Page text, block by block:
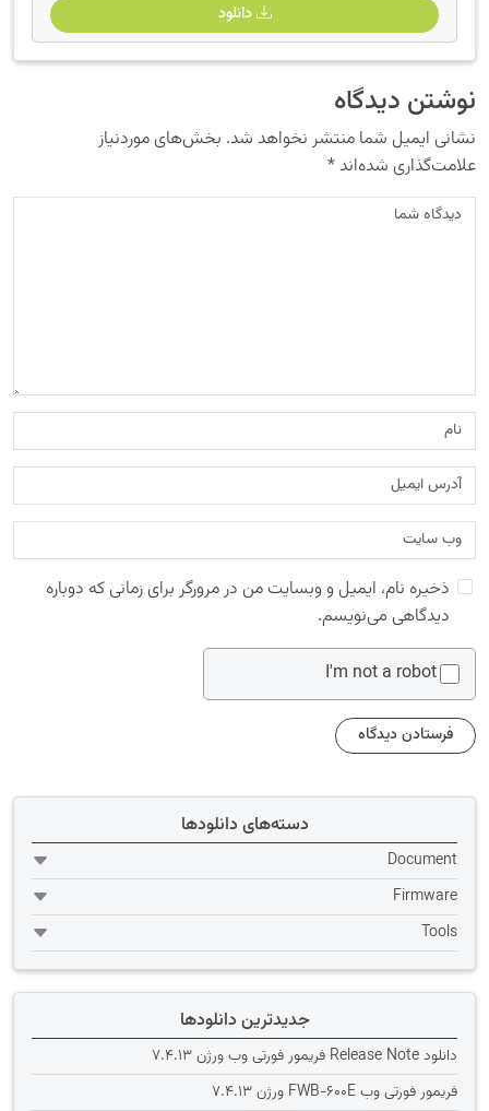
دانلود
نوشتن دیدگاه
نشانی ایمیل شما منتشر نخواهد شد. بخش‌های موردنیاز
علامت‌گذاری شده‌اند*
ذخیره نام، ایمیل و وبسایت من در مرورگر برای زمانی که دوباره
دیدگاهی می‌نویسم.
I'm not a robot
دسته‌های دانلودها
Document
Firmware
Tools
جدیدترین دانلودها
دانلود Release Note فریمور فورتی وب ورژن 7.4.13
فریمور فورتی وب FWB-600E ورژن 7.4.13